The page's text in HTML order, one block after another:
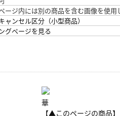
ージ内には別の商品を含む画像を使用
ャンセル区分（小型商品）
グページを見る
華
【▲このページの商品】